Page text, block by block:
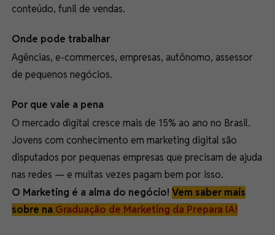
conteúdo, funil de vendas.
Onde pode trabalhar
Agências, e-commerces, empresas, autônomo, assessor
de pequenos negócios.
Por que vale a pena
O mercado digital cresce mais de 15% ao ano no Brasil.
Jovens com conhecimento em marketing digital são
disputados por pequenas empresas que precisam de ajuda
nas redes — e muitas vezes pagam bem por isso.
O Marketing é a alma do negócio! Vem saber mais
sobre na Graduação de Marketing da Prepara IA!